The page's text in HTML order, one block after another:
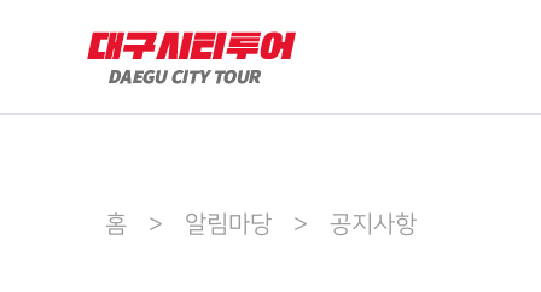
홈 > 알림마당 > 공지사항